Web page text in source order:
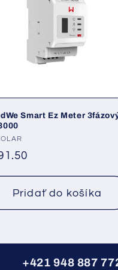
Smart Ez Meter
Pridať do košíka
+421 948 887